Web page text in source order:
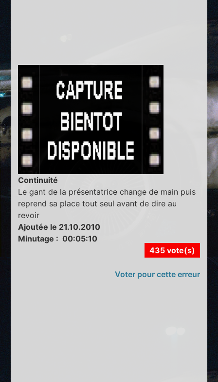
Continuité
Le gant de la présentatrice change de main puis
reprend sa place tout seul avant de dire au
revoir
Ajoutée le 21.10.2010
Minutage : 00:05:10
435 vote(s)
Voter pour cette erreur